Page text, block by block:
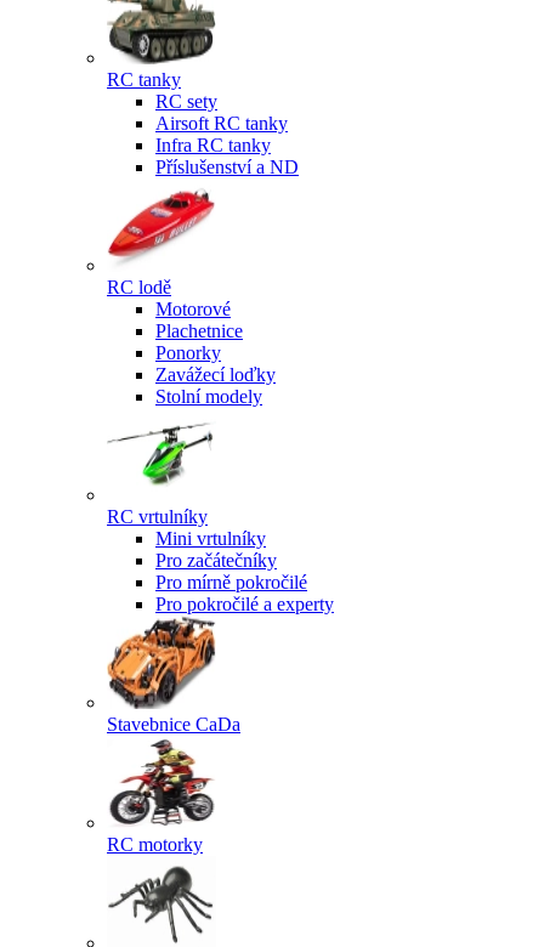
RC tanky
RC sety
Airsoft RC tanky
Infra RC tanky
Příslušenství a ND
RC lodě
Motorové
Plachetnice
Ponorky
Zavážecí loďky
Stolní modely
RC vrtulníky
Mini vrtulníky
Pro začátečníky
Pro mírně pokročilé
Pro pokročilé a experty
Stavebnice CaDa
RC motorky